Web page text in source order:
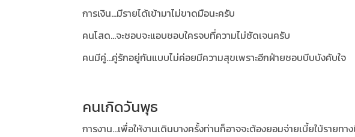
การเงิน...มีรายได้เข้ามาไม่ขาดมือนะครับ
คนโสด...จะชอบจะแอบชอบใครจบที่ความไม่ชัดเจนครับ
คนมีคู่...คู่รักอยู่กันแบบไม่ค่อยมีความสุขเพราะอีกฝ่ายชอบบีบบังคับใจ
คนเกิดวันพุธ
การงาน...เพื่อให้งานเดินบางครั้งท่านก็อาจจะต้องยอมจ่ายเบี้ยใบ้รายท